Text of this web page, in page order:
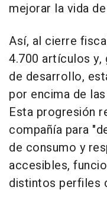
mejorar la vida
Así, al cierre
4.700 artículos y,
de desarrollo,
por encima de
Esta progresión
compañía para
de consumo y
accesibles,
distintos perfiles